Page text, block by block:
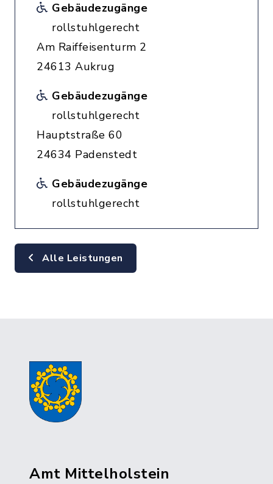
Gebäudezugänge
rollstuhlgerecht
Am Raiffeisenturm 2
24613 Aukrug
Gebäudezugänge
rollstuhlgerecht
Hauptstraße 60
24634 Padenstedt
Gebäudezugänge
rollstuhlgerecht
Alle Leistungen
Amt Mittelholstein